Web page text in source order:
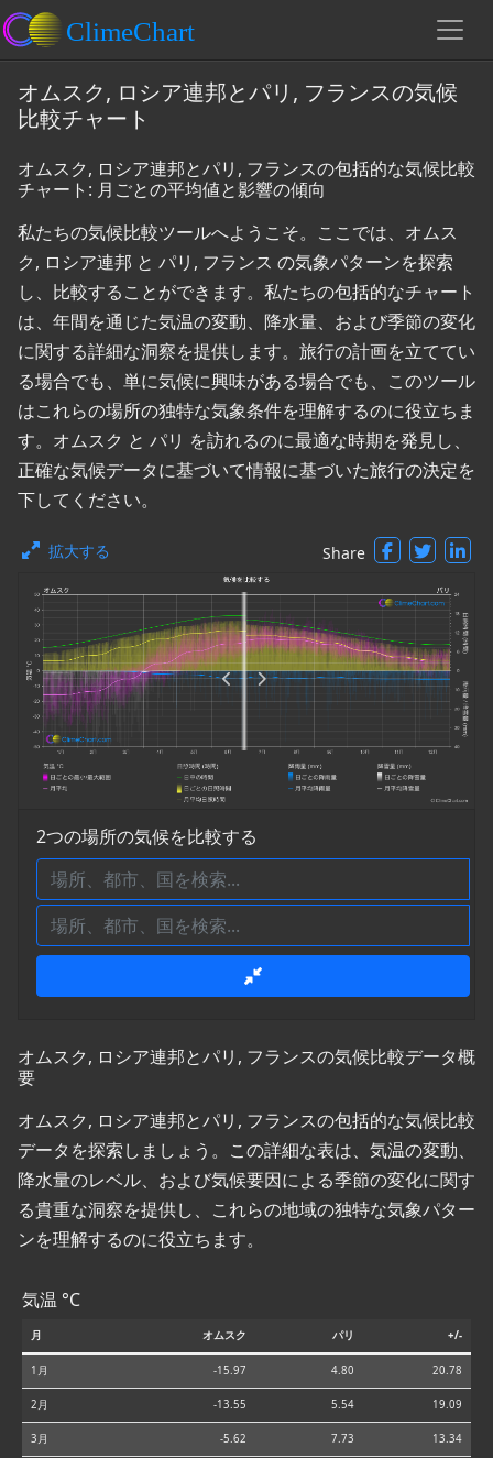
オムスク, ロシア連邦とパリ, フランスの気候
比較チャート
オムスク, ロシア連邦とパリ, フランスの包括的な気候比較
チャート: 月ごとの平均値と影響の傾向
私たちの気候比較ツールへようこそ。ここでは、オムス
ク, ロシア連邦 と パリ, フランス の気象パターンを探索
し、比較することができます。私たちの包括的なチャート
は、年間を通じた気温の変動、降水量、および季節の変化
に関する詳細な洞察を提供します。旅行の計画を立ててい
る場合でも、単に気候に興味がある場合でも、このツール
はこれらの場所の独特な気象条件を理解するのに役立ちま
す。オムスク と パリ を訪れるのに最適な時期を発見し、
正確な気候データに基づいて情報に基づいた旅行の決定を
下してください。
拡大する Share
2つの場所の気候を比較する
オムスク, ロシア連邦とパリ, フランスの気候比較データ概
要
オムスク, ロシア連邦とパリ, フランスの包括的な気候比較
データを探索しましょう。この詳細な表は、気温の変動、
降水量のレベル、および気候要因による季節の変化に関す
る貴重な洞察を提供し、これらの地域の独特な気象パター
ンを理解するのに役立ちます。
気温 °C
月 オムスク パリ +/-
1月 -15.97 4.80 20.78
2月 -13.55 5.54 19.09
3月 -5.62 7.73 13.34